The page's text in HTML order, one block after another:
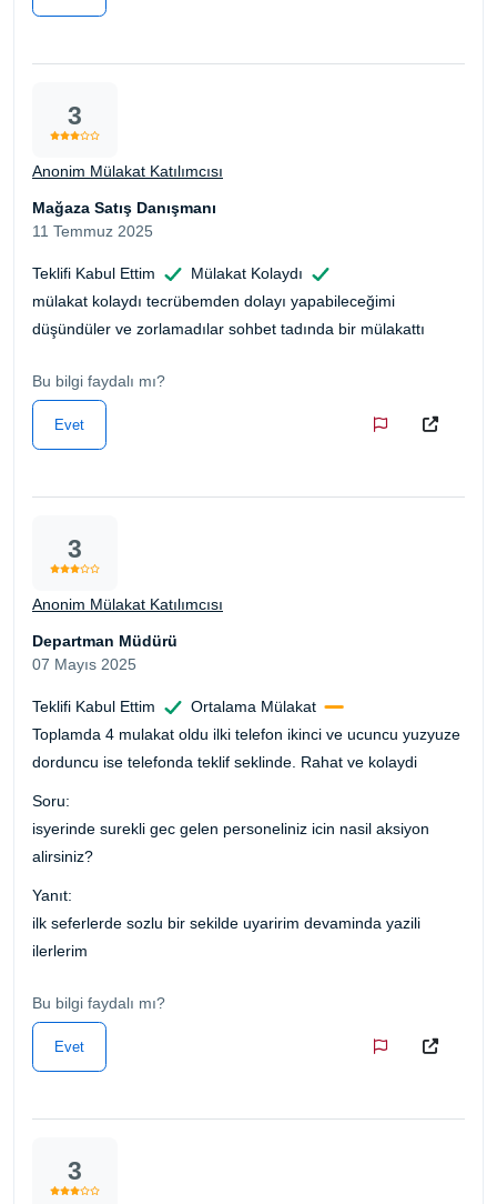
3
Anonim Mülakat Katılımcısı
Mağaza Satış Danışmanı
11 Temmuz 2025
Teklifi Kabul Ettim
Mülakat Kolaydı
mülakat kolaydı tecrübemden dolayı yapabileceğimi
düşündüler ve zorlamadılar sohbet tadında bir mülakattı
Bu bilgi faydalı mı?
Evet
3
Anonim Mülakat Katılımcısı
Departman Müdürü
07 Mayıs 2025
Teklifi Kabul Ettim
Ortalama Mülakat
Toplamda 4 mulakat oldu ilki telefon ikinci ve ucuncu yuzyuze
dorduncu ise telefonda teklif seklinde. Rahat ve kolaydi
Soru:
isyerinde surekli gec gelen personeliniz icin nasil aksiyon
alirsiniz?
Yanıt:
ilk seferlerde sozlu bir sekilde uyaririm devaminda yazili
ilerlerim
Bu bilgi faydalı mı?
Evet
3